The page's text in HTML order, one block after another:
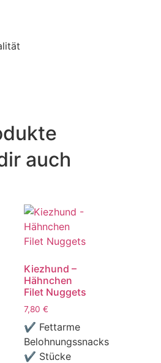
auch
Kiezhund –
Hähnchen
Filet Nuggets
7,80 €
✔ Fettarme
Belohnungssnacks
✔ Stücke